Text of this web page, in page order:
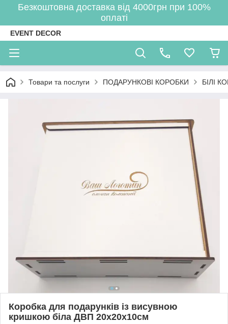
Безкоштовна доставка від 4000грн при 100%
оплаті
EVENT DECOR
Товари та послуги ПОДАРУНКОВІ КОРОБКИ БІЛІ
Коробка для подарунків із висувною
кришкою біла ДВП 20х20х10см